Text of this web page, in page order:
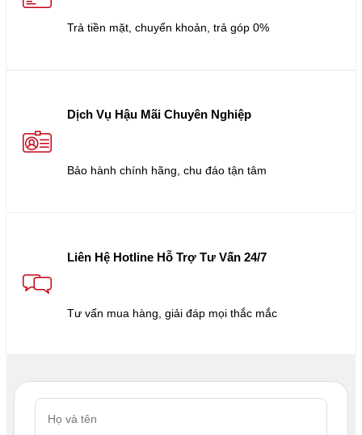
Trả tiền mặt, chuyển khoản, trả góp 0%
Dịch Vụ Hậu Mãi Chuyên Nghiệp
Bảo hành chính hãng, chu đáo tận tâm
Liên Hệ Hotline Hỗ Trợ Tư Vấn 24/7
Tư vấn mua hàng, giải đáp mọi thắc mắc